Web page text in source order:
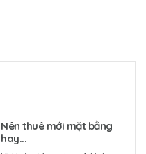
Nên thuê mới mặt bằng
hay...